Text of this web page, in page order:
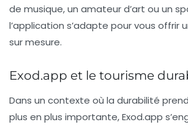
de musique, un amateur d’art ou un
l’application s’adapte pour vous offrir
sur mesure.
Exod.app et le tourisme
Dans un contexte où la durabilité
plus en plus importante, Exod.app